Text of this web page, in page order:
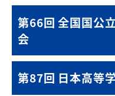
第66回 全国国公
会
第87回 日本高等